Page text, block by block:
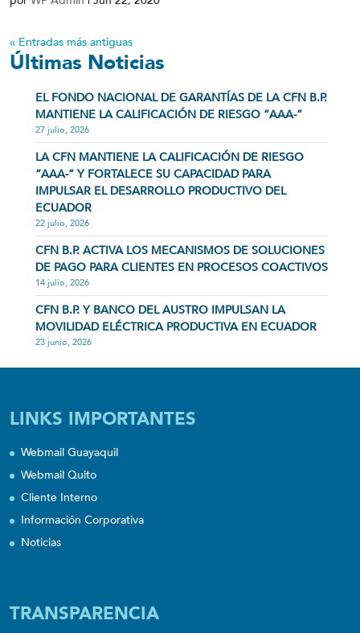
« Entradas más antiguas
Últimas Noticias
EL FONDO NACIONAL DE GARANTÍAS DE LA CFN B.P.
MANTIENE LA CALIFICACIÓN DE RIESGO “AAA-”
27 julio, 2026
LA CFN MANTIENE LA CALIFICACIÓN DE RIESGO
“AAA-” Y FORTALECE SU CAPACIDAD PARA
IMPULSAR EL DESARROLLO PRODUCTIVO DEL
ECUADOR
22 julio, 2026
CFN B.P. ACTIVA LOS MECANISMOS DE SOLUCIONES
DE PAGO PARA CLIENTES EN PROCESOS COACTIVOS
14 julio, 2026
CFN B.P. Y BANCO DEL AUSTRO IMPULSAN LA
MOVILIDAD ELÉCTRICA PRODUCTIVA EN ECUADOR
23 junio, 2026
LINKS IMPORTANTES
Webmail Guayaquil
Webmail Quito
Cliente Interno
Información Corporativa
Noticias
TRANSPARENCIA